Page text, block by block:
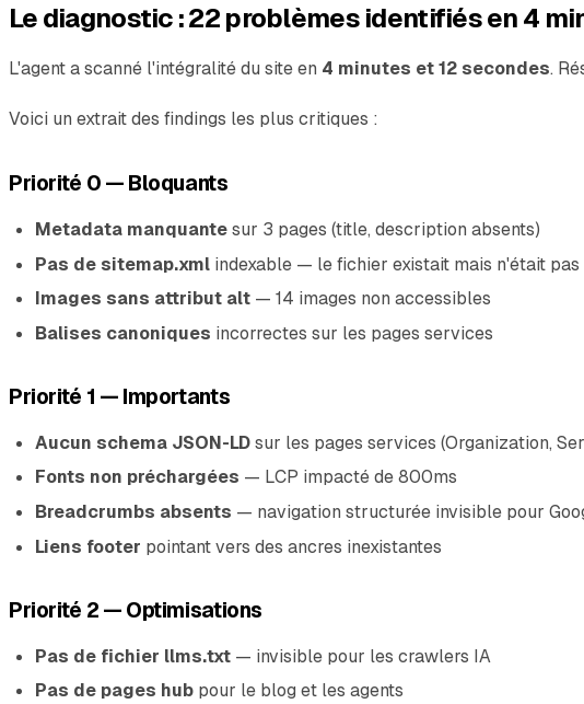
Le diagnostic : 22 problèmes identifiés en 4
L'agent a scanné l'intégralité du site en 4 minutes et 12 secondes.
Voici un extrait des findings les plus critiques :
Priorité 0 — Bloquants
Metadata manquantesur 3 pages (title, description absents)
Pas de sitemap.xml indexable — le fichier existait mais n'était
Images sans attribut alt — 14 images non accessibles
Balises canoniques incorrectes sur les pages services
Priorité 1 — Importants
Aucun schema JSON-LDsur les pages services (Organization,
Fonts non préchargées — LCP impacté de 800ms
Breadcrumbs absents — navigation structurée invisible pour
Liens footer pointant vers des ancres inexistantes
Priorité 2 — Optimisations
Pas de fichier llms.txt — invisible pour les crawlers IA
Pas de pages hub pour le blog et les agents